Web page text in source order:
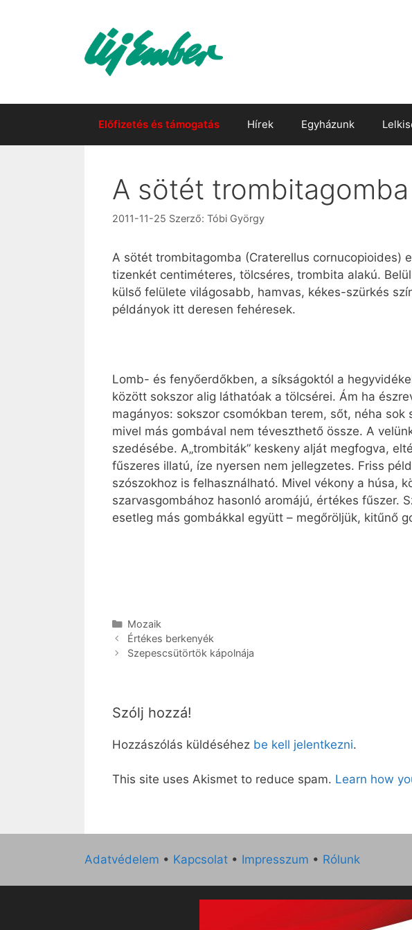
Előfizetés és támogatás Hírek Egyházunk
A sötét trombitagomba
2011-11-25 Szerző: Tóbi György
A sötét trombitagomba (Craterellus cornucopioides)
tizenkét centiméteres, tölcséres, trombita alakú.
külső felülete világosabb, hamvas, kékes-szürkés
példányok itt deresen fehéresek.
Lomb- és fenyőerdőkben, a síkságoktól a
között sokszor alig láthatóak a tölcsérei. Ám ha
magányos: sokszor csomókban terem, sőt, néha
mivel más gombával nem téveszthető össze. A
szedésébe. A„trombiták” keskeny alját megfogva,
fűszeres illatú, íze nyersen nem jellegzetes. Friss
szószokhoz is felhasználható. Mivel vékony a húsa,
szarvasgombához hasonló aromájú, értékes fűszer.
esetleg más gombákkal együtt – megőröljük, kitűnő
Kategória
Mozaik
Értékes berkenyék
Szepescsütörtök kápolnája
Szólj hozzá!
Hozzászólás küldéséhez be kell jelentkezni.
This site uses Akismet to reduce spam. Learn how
Adatvédelem • Kapcsolat • Impresszum • Rólunk